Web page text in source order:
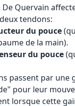
Quervain
tendons:
du pouce
de la main).
du pouce
passent par une
pour leur
lorsque cette